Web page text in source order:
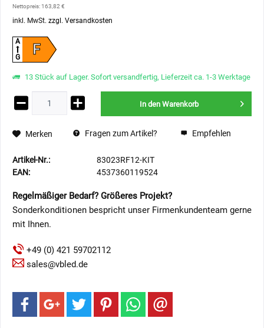
Nettopreis: 163,82 €
inkl. MwSt. zzgl. Versandkosten
F
A
G
13 Stück auf Lager. Sofort versandfertig, Lieferzeit ca. 1-3 Werktage
In den Warenkorb
Merken Fragen zum Artikel? Empfehlen
Artikel-Nr.:
83023RF12-KIT
EAN:
4537360119524
Regelmäßiger Bedarf? Größeres Projekt?
Sonderkonditionen bespricht unser Firmenkundenteam gerne
mit Ihnen.
+49 (0) 421 59702112
sales@vbled.de